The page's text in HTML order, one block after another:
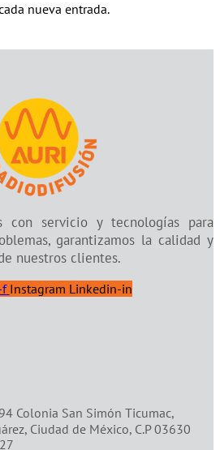
nueva entrada.
con servicio y tecnologías para
garantizamos la calidad y
nuestros clientes.
f Instagram Linkedin-in
Colonia San Simón Ticumac,
Ciudad de México, C.P 03630